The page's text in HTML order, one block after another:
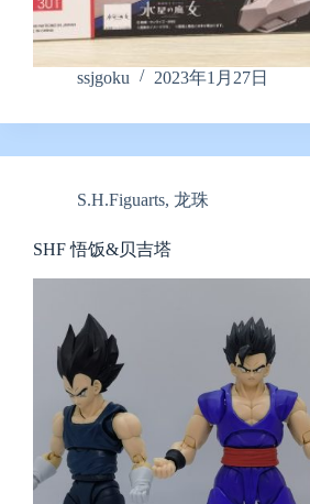
ssjgoku 2023年1月27日
S.H.Figuarts, 龙珠
SHF 悟饭&贝吉塔